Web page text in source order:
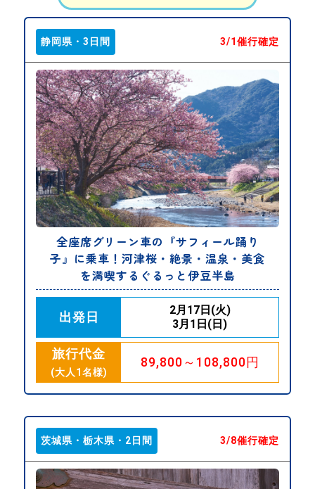
静岡県・3日間 3/1催行確定
全座席グリーン車の『サフィール踊り
子』に乗車！河津桜・絶景・温泉・美食
を満喫するぐるっと伊豆半島
出発日
2月17日(火)
3月1日(日)
旅行代金
(大人1名様)
89,800～108,800円
茨城県・栃木県・2日間 3/8催行確定